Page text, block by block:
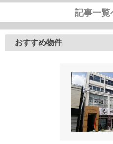
記事一覧
おすすめ物件